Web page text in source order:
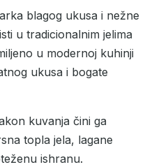
blagog ukusa i nežne
u tradicionalnim jelima
u modernoj kuhinji
ukusa i bogate
kuvanja čini ga
topla jela, lagane
ishranu.